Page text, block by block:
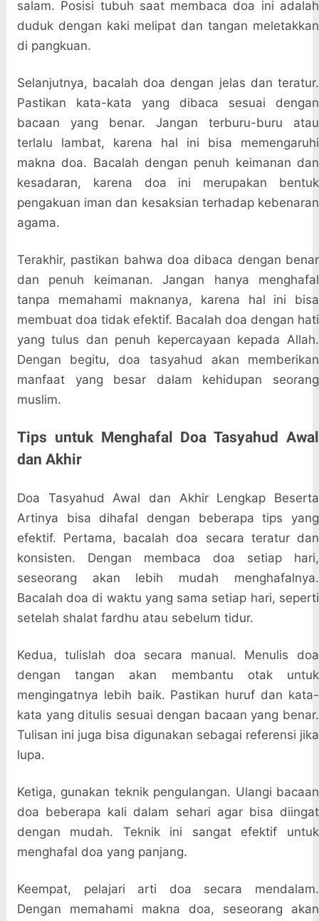
salam. Posisi tubuh saat membaca doa ini adalah
duduk dengan kaki melipat dan tangan meletakkan
di pangkuan.
Selanjutnya, bacalah doa dengan jelas dan teratur.
Pastikan kata-kata yang dibaca sesuai dengan
bacaan yang benar. Jangan terburu-buru atau
terlalu lambat, karena hal ini bisa memengaruhi
makna doa. Bacalah dengan penuh keimanan dan
kesadaran, karena doa ini merupakan bentuk
pengakuan iman dan kesaksian terhadap kebenaran
agama.
Terakhir, pastikan bahwa doa dibaca dengan benar
dan penuh keimanan. Jangan hanya menghafal
tanpa memahami maknanya, karena hal ini bisa
membuat doa tidak efektif. Bacalah doa dengan hati
yang tulus dan penuh kepercayaan kepada Allah.
Dengan begitu, doa tasyahud akan memberikan
manfaat yang besar dalam kehidupan seorang
muslim.
Tips untuk Menghafal Doa Tasyahud Awal
dan Akhir
Doa Tasyahud Awal dan Akhir Lengkap Beserta
Artinya bisa dihafal dengan beberapa tips yang
efektif. Pertama, bacalah doa secara teratur dan
konsisten. Dengan membaca doa setiap hari,
seseorang akan lebih mudah menghafalnya.
Bacalah doa di waktu yang sama setiap hari, seperti
setelah shalat fardhu atau sebelum tidur.
Kedua, tulislah doa secara manual. Menulis doa
dengan tangan akan membantu otak untuk
mengingatnya lebih baik. Pastikan huruf dan kata-
kata yang ditulis sesuai dengan bacaan yang benar.
Tulisan ini juga bisa digunakan sebagai referensi jika
lupa.
Ketiga, gunakan teknik pengulangan. Ulangi bacaan
doa beberapa kali dalam sehari agar bisa diingat
dengan mudah. Teknik ini sangat efektif untuk
menghafal doa yang panjang.
Keempat, pelajari arti doa secara mendalam.
Dengan memahami makna doa, seseorang akan